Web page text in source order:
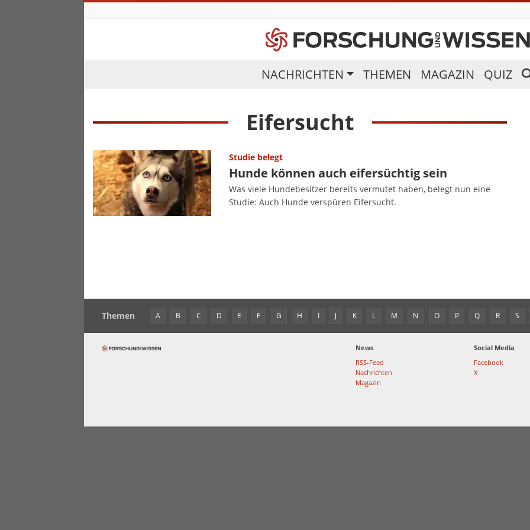
NACHRICHTEN THEMEN MAGAZIN QUIZ
Eifersucht
Studie belegt
Hunde können auch eifersüchtig sein
Was viele Hundebesitzer bereits vermutet haben, belegt nun eine
Studie: Auch Hunde verspüren Eifersucht.
Themen A B C D E F G H I J K L M N O P Q R S
News
RSS-Feed
Nachrichten
Magazin
Social Media
Facebook
X